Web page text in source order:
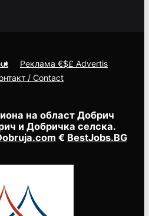
на област Добрич
и Добричка селска.
€ BestJobs.BG
Реклама €$£ Advertis
/ Contact